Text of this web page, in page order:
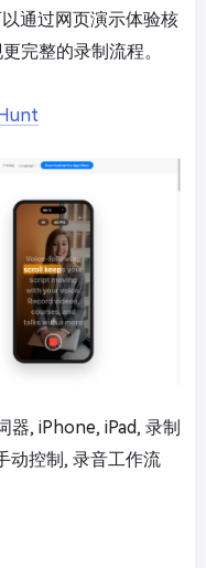
通过网页演示体验核
完整的录制流程。
器, iPhone, iPad, 录制
动控制, 录音工作流